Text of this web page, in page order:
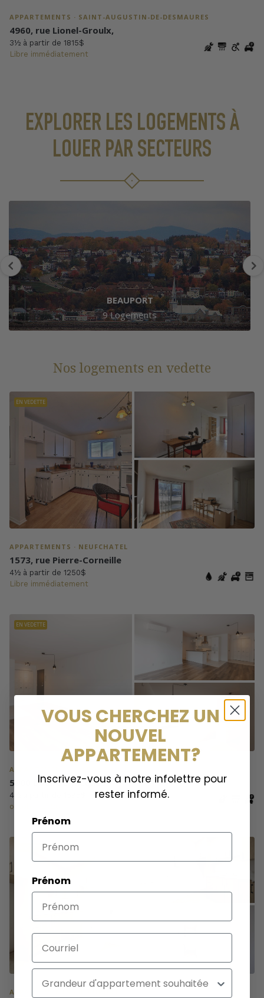
APPARTEMENTS · SAINT-AUGUSTIN-DE-DESMAURES
4960, rue Lionel-Groulx,
3½ à partir de 1815$
Libre immédiatement
EXPLORER LES LOGEMENTS À
LOUER PAR SECTEURS
BEAUPORT
9 Logements
Nos logements en vedette
EN VEDETTE
APPARTEMENTS · NEUFCHATEL
1573, rue Pierre-Corneille
4½ à partir de 1250$
Libre immédiatement
EN VEDETTE
APPARTEMENTS · LEBOURGNEUF
5900 boul. St-Jacques
4½ à partir de 1595$
octobre 2026
EN VEDETTE
APPARTEMENTS · BEAUPORT
VOUS CHERCHEZ UN
NOUVEL
APPARTEMENT?
Inscrivez-vous à notre infolettre pour
rester informé.
Prénom
Prénom
Courriel
Appartement